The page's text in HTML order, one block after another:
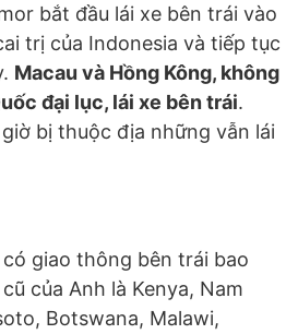
bắt đầu lái xe bên trái vào
trị của Indonesia và tiếp tục
Macau và Hồng Kông, không
đại lục, lái xe bên trái.
bị thuộc địa những vẫn lái
giao thông bên trái bao
của Anh là Kenya, Nam
Botswana, Malawi,